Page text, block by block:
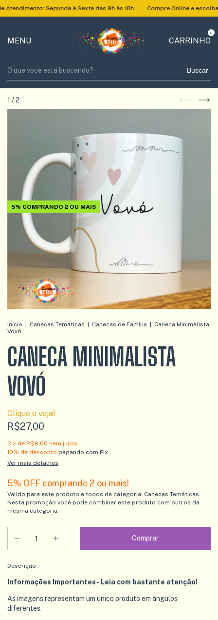
Segunda à Sexta das 9h às 18h Compre Online e escolha
MENU CARRINHO
0
Buscar
1 /2
5% COMPRANDO 2 OU MAIS
Início | Canecas Temáticas | Canecas de Família | Caneca Minimalista
Vovó
CANECA MINIMALISTA
VOVÓ
Clique e veja!
R$27,00
3 x de R$9,00 sem juros
10% de desconto pagando com Pix
Ver mais detalhes
5% OFF comprando 2 ou mais!
Válido para este produto e todos da categoria: Canecas Temáticas.
Nesta promoção você pode combinar este produto com outros da
mesma categoria.
Descrição
Informações Importantes - Leia com bastante atenção!
As imagens representam um único produto em ângulos
diferentes.